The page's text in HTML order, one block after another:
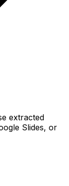
extracted
Slides, or